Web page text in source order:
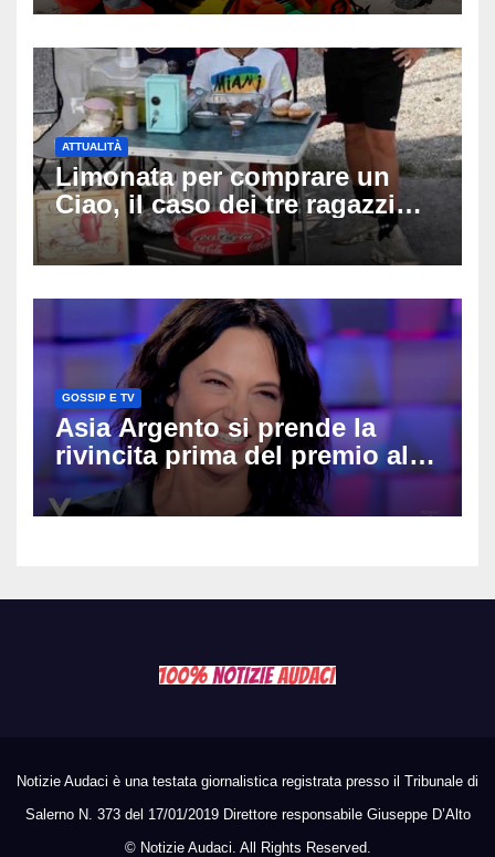
disperati tentativi di
ATTUALITÀ
Limonata per comprare un
Ciao, il caso dei tre ragazzi
divide l’Italia: Fedriga li invita
in Regione, Vannacci li
GOSSIP E TV
Asia Argento si prende la
rivincita prima del premio alla
carriera: «Mi chiamano
raccomandata e cagna»
Notizie Audaci è una testata giornalistica registrata presso il Tribunale di
Salerno N. 373 del 17/01/2019 Direttore responsabile Giuseppe D’Alto
© Notizie Audaci. All Rights Reserved.